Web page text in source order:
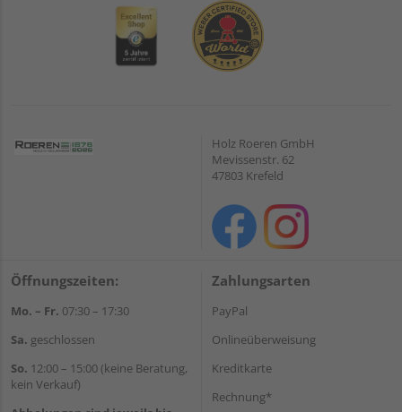
Holz Roeren GmbH
Mevissenstr. 62
47803 Krefeld
Öffnungszeiten:
Mo. – Fr. 07:30 – 17:30
Sa. geschlossen
So. 12:00 – 15:00 (keine Beratung,
kein Verkauf)
Zahlungsarten
PayPal
Onlineüberweisung
Kreditkarte
Rechnung*